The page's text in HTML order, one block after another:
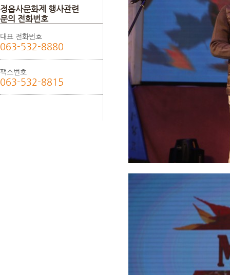
정읍사문화제 행사관련
문의 전화번호
대표 전화번호
063-532-8880
팩스번호
063-532-8815